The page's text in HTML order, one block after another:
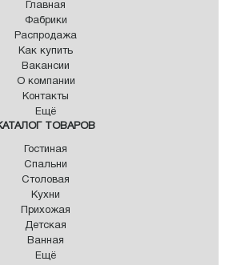
Главная
Фабрики
Распродажа
Как купить
Вакансии
О компании
Контакты
Ещё
ТОВАРОВ
Гостиная
Спальни
Столовая
Кухни
Прихожая
Детская
Ванная
Ещё